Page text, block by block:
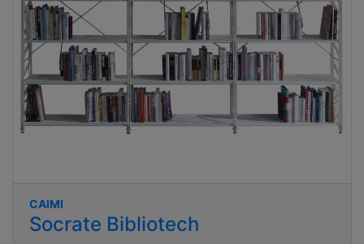
CAIMI
Socrate Bibliotech